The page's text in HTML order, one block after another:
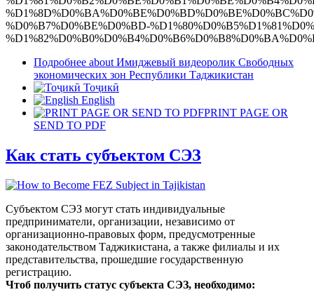
Подробнее about Имиджевый видеоролик Свободных
экономических зон Республики Таджикистан
Тоҷикӣ
English
PRINT PAGE OR
SEND TO PDF
Как стать субъектом СЭЗ
Субъектом СЭЗ могут стать индивидуальные
предприниматели, организации, независимо от
организационно-правовых форм, предусмотренные
законодательством Таджикистана, а также филиалы и их
представительства, прошедшие государственную
регистрацию.
Чтоб получить статус субъекта СЭЗ, необходимо: